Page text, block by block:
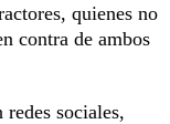
quienes no
contra de ambos
sociales,